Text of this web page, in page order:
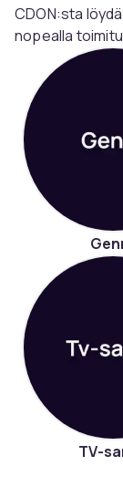
CDON:sta
nopealla
TV-